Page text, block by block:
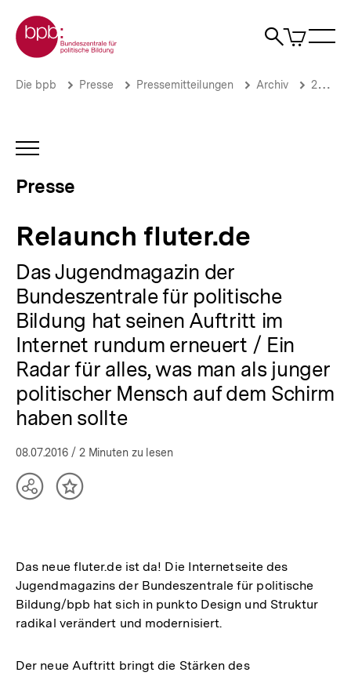
zum
Seiteninhalt
springen
Zur Startseite der bpb
Suche
Artikel
im
Relaunch
bpb.de
Brotkrümelnavigation
Pfadnavigation
Die bpb Presse Pressemitteilungen Archiv 2016
INHALTSNAVIGATION
Presse
Relaunch fluter.de
Das Jugendmagazin der
Bundeszentrale für politische
Bildung hat seinen Auftritt im
Internet rundum erneuert / Ein
Radar für alles, was man als junger
politischer Mensch auf dem Schirm
haben sollte
08.07.2016 / 2 Minuten zu lesen
TeilenInhalt
Das neue fluter.de ist da! Die Internetseite des
Jugendmagazins der Bundeszentrale für politische
Bildung/bpb hat sich in punkto Design und Struktur
radikal verändert und modernisiert.
Der neue Auftritt bringt die Stärken des